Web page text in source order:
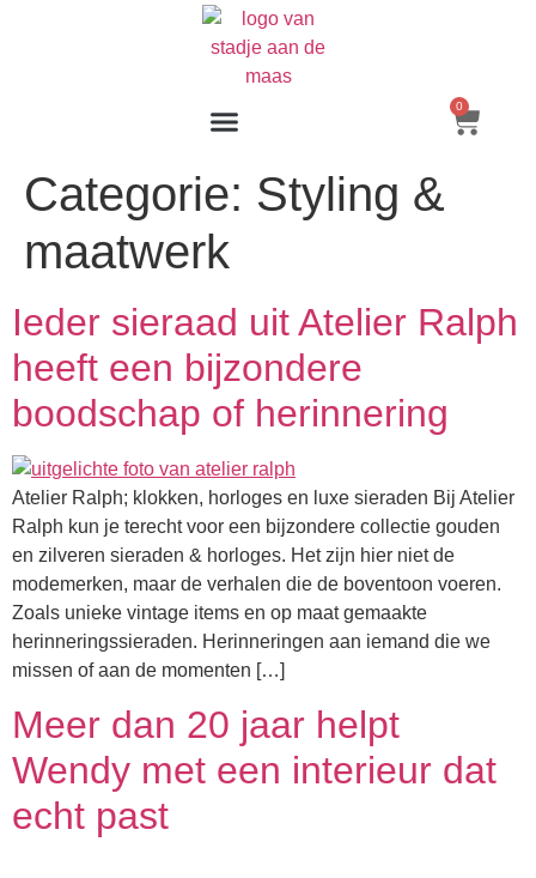
0
Categorie: Styling &
maatwerk
Ieder sieraad uit Atelier Ralph
heeft een bijzondere
boodschap of herinnering
Atelier Ralph; klokken, horloges en luxe sieraden Bij Atelier
Ralph kun je terecht voor een bijzondere collectie gouden
en zilveren sieraden & horloges. Het zijn hier niet de
modemerken, maar de verhalen die de boventoon voeren.
Zoals unieke vintage items en op maat gemaakte
herinneringssieraden. Herinneringen aan iemand die we
missen of aan de momenten […]
Meer dan 20 jaar helpt
Wendy met een interieur dat
echt past